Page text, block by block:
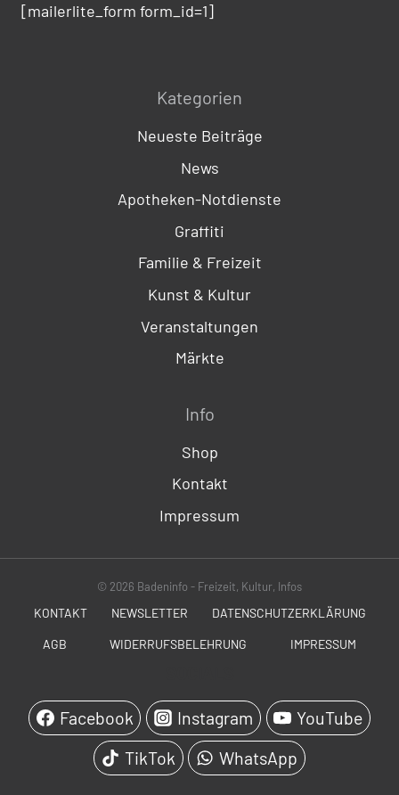
[mailerlite_form form_id=1]
Kategorien
Neueste Beiträge
News
Apotheken-Notdienste
Graffiti
Familie & Freizeit
Kunst & Kultur
Veranstaltungen
Märkte
Info
Shop
Kontakt
Impressum
© 2026 Badeninfo - Freizeit, Kultur, Infos
KONTAKT NEWSLETTER DATENSCHUTZERKLÄRUNG
AGB WIDERRUFSBELEHRUNG IMPRESSUM
Facebook Instagram
YouTube
TikTok
WhatsApp